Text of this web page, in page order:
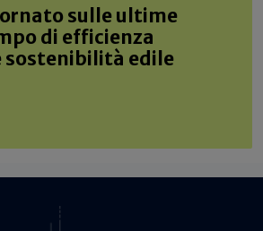
sulle ultime
di efficienza
sostenibilità edile